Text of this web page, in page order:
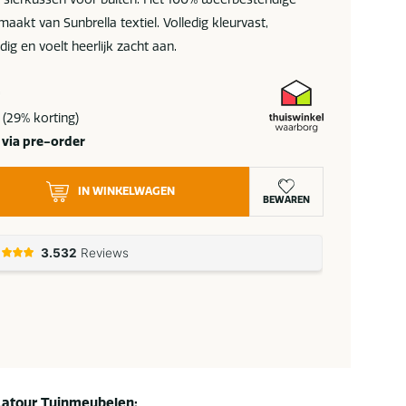
van Sunbrella textiel. Volledig kleurvast,
en voelt heerlijk zacht aan.
(29% korting)
via pre-order
IN WINKELWAGEN
BEWAREN
Tuinmeubelen: